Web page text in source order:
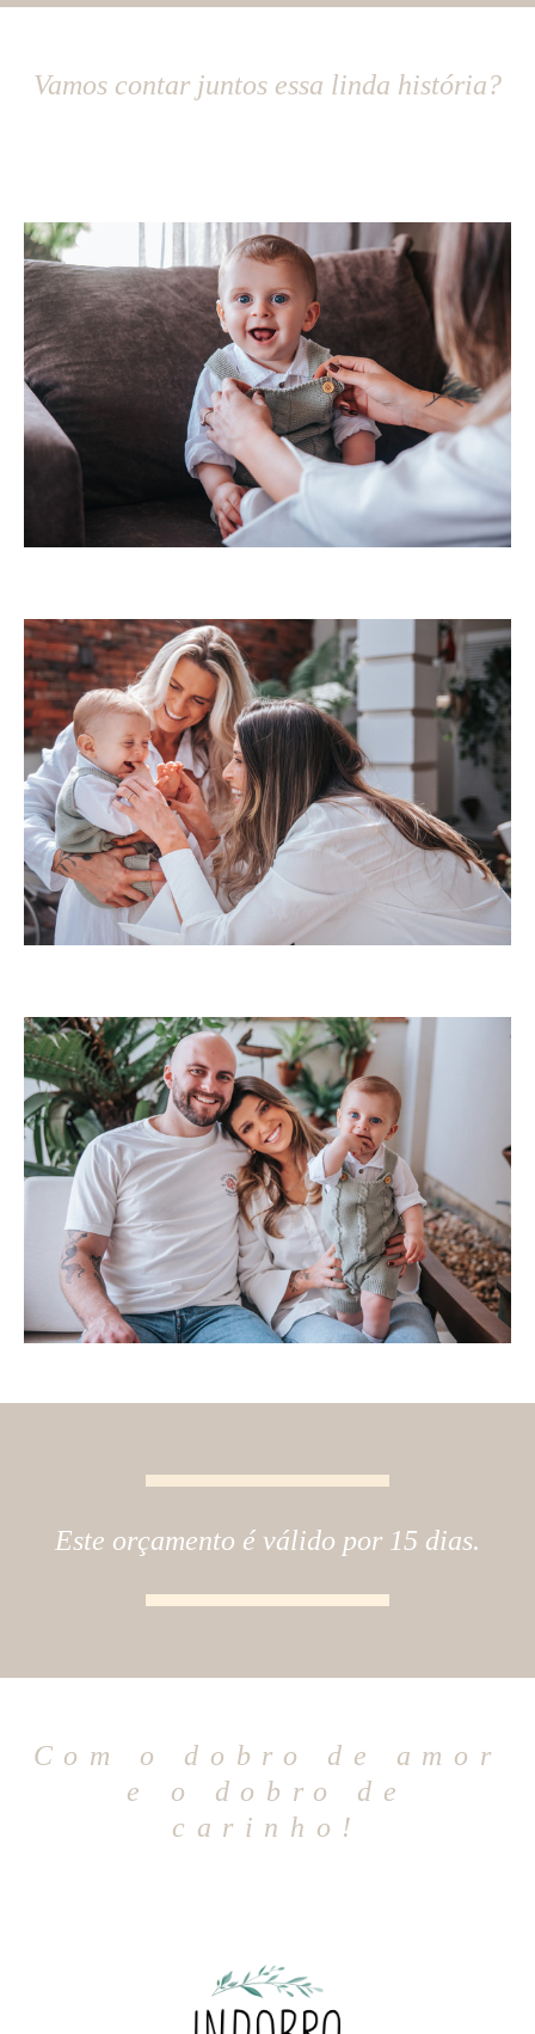
Vamos contar juntos essa linda história?
Este orçamento é válido por 15 dias.
Com o dobro de amor
e o dobro de
carinho!